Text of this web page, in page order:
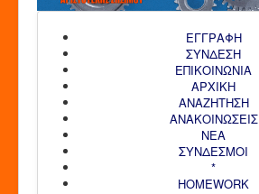
ΕΓΓΡΑΦΗ
ΣΥΝΔΕΣΗ
ΕΠΙΚΟΙΝΩΝΙΑ
ΑΡΧΙΚΗ
AΝΑΖΗΤΗΣΗ
ΑΝΑΚΟΙΝΩΣΕΙΣ
ΝΕΑ
ΣΥΝΔΕΣΜΟΙ
*
HOMEWORK